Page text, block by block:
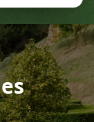
!
métiers
parViteUnDevis.com-Vous